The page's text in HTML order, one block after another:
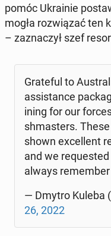
pomóc Ukra­inie
mogła roz­wią­zać ten
– za­zna­czył szef
Gra­te­ful to
as­si­stan­ce
ining for our
sh­ma­sters.
shown excel­lent
and we re­qu­ested
always re­mem­ber
— Dmytro Kuleba
26, 2022